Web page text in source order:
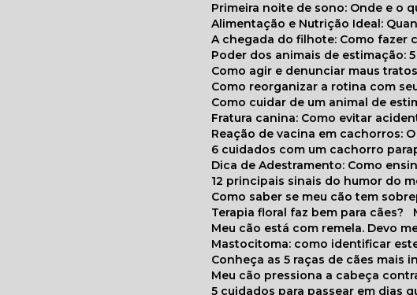
Primeira noite de sono: Onde e
Alimentação e Nutrição Ideal:
A chegada do filhote: Como
Poder dos animais de
Como agir e denunciar maus
Como reorganizar a rotina com
Como cuidar de um animal de
Fratura canina: Como evitar
Reação de vacina em cachorros:
6 cuidados com um cachorro
Dica de Adestramento: Como
12 principais sinais do humor do
Como saber se meu cão tem
Terapia floral faz bem para cães?
Meu cão está com remela. Devo
Mastocitoma: como identificar
Conheça as 5 raças de cães mais
Meu cão pressiona a cabeça
5 cuidados para passear em dias